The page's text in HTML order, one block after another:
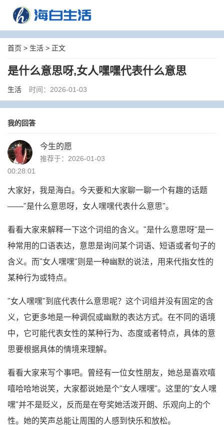
首页 > 生活 > 正文
是什么意思呀,女人嘿嘿代表什么意思
生活 时间：2026-01-03
我的回答
今生的愿
推荐于：2026-01-03
00:28:01
大家好，我是海白。今天要和大家聊一聊一个有趣的话题
——"是什么意思呀，女人嘿嘿代表什么意思"。
看看大家来解释一下这个词组的含义。"是什么意思呀"是一
种常用的口语表达，意思是询问某个词语、短语或者句子的
含义。而"女人嘿嘿"则是一种幽默的说法，用来代指女性的
某种行为或特点。
"女人嘿嘿"到底代表什么意思呢？这个词组并没有固定的含
义，它更多地是一种调侃或幽默的表达方式。在不同的语境
中，它可能代表女性的某种行为、态度或者特点，具体的意
思要根据具体的情境来理解。
看看大家来写个事吧。曾经有一位女性朋友，她总是喜欢嘻
嘻哈哈地说笑，大家都说她是个"女人嘿嘿"。这里的"女人嘿
嘿"并不是贬义，反而是在夸奖她活泼开朗、乐观向上的个
性。她的笑声总能让周围的人感到快乐和放松。